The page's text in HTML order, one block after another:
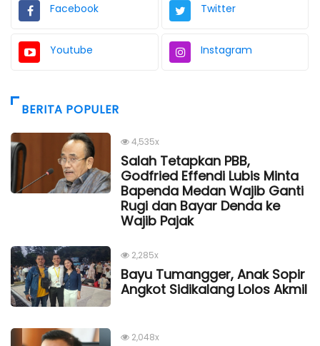
Facebook Twitter
Youtube Instagram
BERITA POPULER
4,535x
Salah Tetapkan PBB,
Godfried Effendi Lubis Minta
Bapenda Medan Wajib Ganti
Rugi dan Bayar Denda ke
Wajib Pajak
2,285x
Bayu Tumangger, Anak Sopir
Angkot Sidikalang Lolos Akmil
2,048x